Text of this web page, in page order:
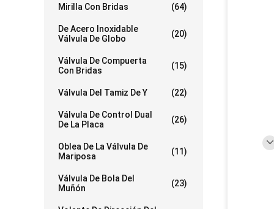
Mirilla Con Bridas (64)
De Acero Inoxidable
Válvula De Globo
(20)
Válvula De Compuerta
Con Bridas
(15)
Válvula Del Tamiz De Y (22)
Válvula De Control Dual
De La Placa
(26)
Oblea De La Válvula De
Mariposa
(11)
Válvula De Bola Del
Muñón
(23)